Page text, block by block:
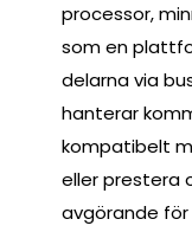
processor,
som en
delarna via
hanterar
kompatibelt
eller prestera
avgörande